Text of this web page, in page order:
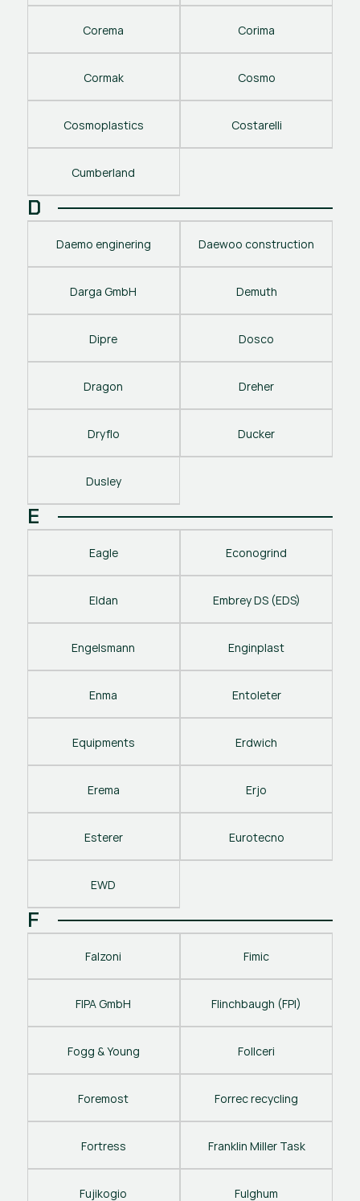
Corema Corima
Cormak Cosmo
Cosmoplastics Costarelli
Cumberland
D
Daemo enginering Daewoo construction
Darga GmbH Demuth
Dipre Dosco
Dragon Dreher
Dryflo Ducker
Dusley
E
Eagle Econogrind
Eldan Embrey DS (EDS)
Engelsmann Enginplast
Enma Entoleter
Equipments Erdwich
Erema Erjo
Esterer Eurotecno
EWD
F
Falzoni Fimic
FIPA GmbH Flinchbaugh (FPI)
Fogg & Young Follceri
Foremost Forrec recycling
Fortress Franklin Miller Task
Fujikogio Fulghum